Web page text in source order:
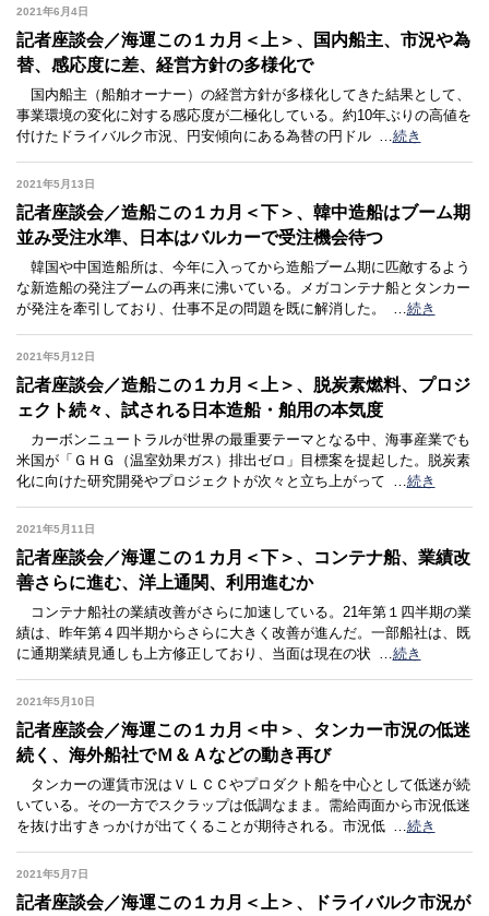
2021年6月4日
記者座談会／海運この１カ月＜上＞、国内船主、市況や為
替、感応度に差、経営方針の多様化で
国内船主（船舶オーナー）の経営方針が多様化してきた結果として、
事業環境の変化に対する感応度が二極化している。約10年ぶりの高値を
付けたドライバルク市況、円安傾向にある為替の円ドル …続き
2021年5月13日
記者座談会／造船この１カ月＜下＞、韓中造船はブーム期
並み受注水準、日本はバルカーで受注機会待つ
韓国や中国造船所は、今年に入ってから造船ブーム期に匹敵するよう
な新造船の発注ブームの再来に沸いている。メガコンテナ船とタンカー
が発注を牽引しており、仕事不足の問題を既に解消した。
…続き
2021年5月12日
記者座談会／造船この１カ月＜上＞、脱炭素燃料、プロジ
ェクト続々、試される日本造船・舶用の本気度
カーボンニュートラルが世界の最重要テーマとなる中、海事産業でも
米国が「ＧＨＧ（温室効果ガス）排出ゼロ」目標案を提起した。脱炭素
化に向けた研究開発やプロジェクトが次々と立ち上がって …続き
2021年5月11日
記者座談会／海運この１カ月＜下＞、コンテナ船、業績改
善さらに進む、洋上通関、利用進むか
コンテナ船社の業績改善がさらに加速している。21年第１四半期の業
績は、昨年第４四半期からさらに大きく改善が進んだ。一部船社は、既
に通期業績見通しも上方修正しており、当面は現在の状 …続き
2021年5月10日
記者座談会／海運この１カ月＜中＞、タンカー市況の低迷
続く、海外船社でＭ＆Ａなどの動き再び
タンカーの運賃市況はＶＬＣＣやプロダクト船を中心として低迷が続
いている。その一方でスクラップは低調なまま。需給両面から市況低迷
を抜け出すきっかけが出てくることが期待される。市況低 …続き
2021年5月7日
記者座談会／海運この１カ月＜上＞、ドライバルク市況が